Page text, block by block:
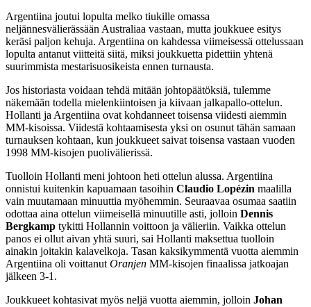
Argentiina joutui lopulta melko tiukille omassa
neljännesvälierässään Australiaa vastaan, mutta joukkuee esitys
keräsi paljon kehuja. Argentiina on kahdessa viimeisessä ottelussaan
lopulta antanut viitteitä siitä, miksi joukkuetta pidettiin yhtenä
suurimmista mestarisuosikeista ennen turnausta.
Jos historiasta voidaan tehdä mitään johtopäätöksiä, tulemme
näkemään todella mielenkiintoisen ja kiivaan jalkapallo-ottelun.
Hollanti ja Argentiina ovat kohdanneet toisensa viidesti aiemmin
MM-kisoissa. Viidestä kohtaamisesta yksi on osunut tähän samaan
turnauksen kohtaan, kun joukkueet saivat toisensa vastaan vuoden
1998 MM-kisojen puolivälierissä.
Tuolloin Hollanti meni johtoon heti ottelun alussa. Argentiina
onnistui kuitenkin kapuamaan tasoihin Claudio Lopézin maalilla
vain muutamaan minuuttia myöhemmin. Seuraavaa osumaa saatiin
odottaa aina ottelun viimeisellä minuutille asti, jolloin Dennis
Bergkamp tykitti Hollannin voittoon ja välieriin. Vaikka ottelun
panos ei ollut aivan yhtä suuri, sai Hollanti maksettua tuolloin
ainakin joitakin kalavelkoja. Tasan kaksikymmentä vuotta aiemmin
Argentiina oli voittanut Oranjen MM-kisojen finaalissa jatkoajan
jälkeen 3-1.
Joukkueet kohtasivat myös neljä vuotta aiemmin, jolloin Johan